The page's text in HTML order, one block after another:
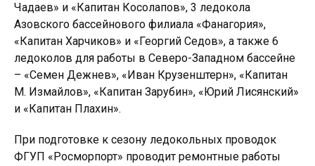
Чадаев» и «Капитан Косолапов», 3 ледокола
Азовского бассейнового филиала «Фанагория»,
«Капитан Харчиков» и «Георгий Седов», а также 6
ледоколов для работы в Северо-Западном бассейне
– «Семен Дежнев», «Иван Крузенштерн», «Капитан
М. Измайлов», «Капитан Зарубин», «Юрий Лисянский»
и «Капитан Плахин».
При подготовке к сезону ледокольных проводок
ФГУП «Росморпорт» проводит ремонтные работы